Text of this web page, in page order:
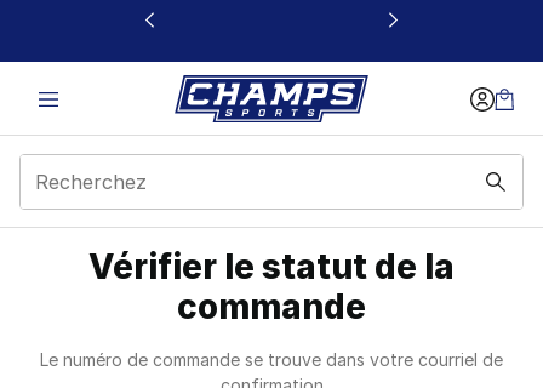
Ce lien s’ouvrira dans une nouvelle fenêtre
Vérifier le statut de la
commande
Le numéro de commande se trouve dans votre courriel de